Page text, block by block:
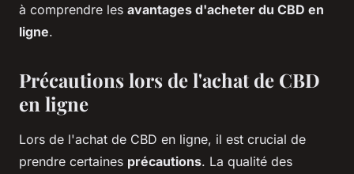
à comprendre les avantages d'acheter du CBD en
ligne.
Précautions lors de l'achat de CBD
en ligne
Lors de l'achat de CBD en ligne, il est crucial de
prendre certaines précautions. La qualité des